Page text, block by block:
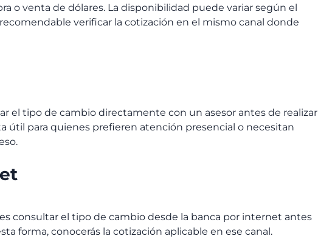
o venta de dólares. La disponibilidad puede variar según el
verificar la cotización en el mismo canal donde
el tipo de cambio directamente con un asesor antes de realizar
útil para quienes prefieren atención presencial o necesitan
consultar el tipo de cambio desde la banca por internet antes
forma, conocerás la cotización aplicable en ese canal.